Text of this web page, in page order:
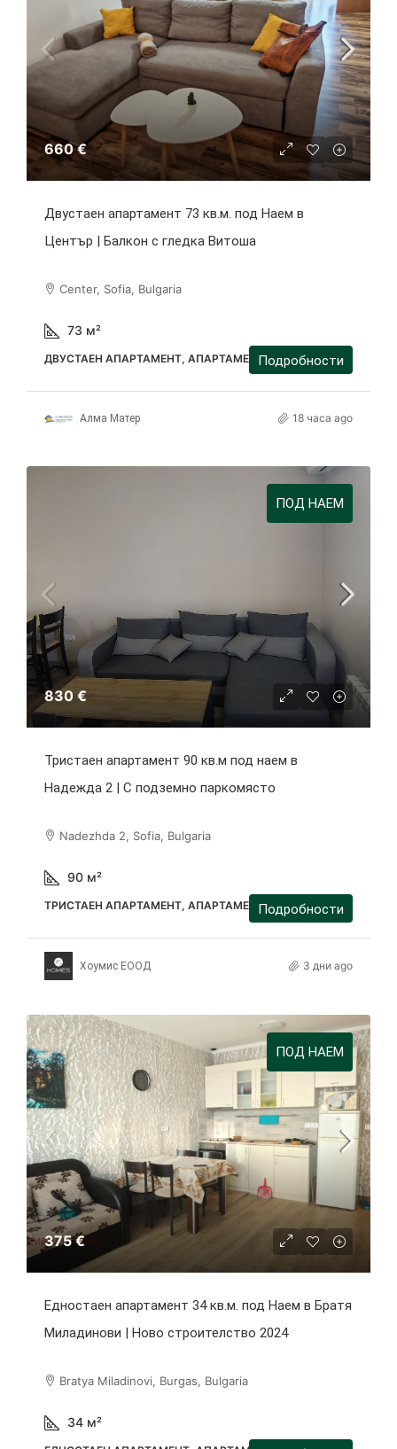
660 €
Двустаен апартамент 73 кв.м. под Наем в
Център | Балкон с гледка Витоша
Center, Sofia, Bulgaria
73 м²
ДВУСТАЕН АПАРТАМЕНТ, АПАРТАМЕНТПодробности
Алма Матер 18 часа ago
ПОД НАЕМ
830 €
Тристаен апартамент 90 кв.м под наем в
Надежда 2 | С подземно паркомясто
Nadezhda 2, Sofia, Bulgaria
90 м²
ТРИСТАЕН АПАРТАМЕНТ, АПАРТАМЕНТПодробности
Хоумис ЕООД 3 дни ago
ПОД НАЕМ
375 €
Едностаен апартамент 34 кв.м. под Наем в Братя
Миладинови | Ново строителство 2024
Bratya Miladinovi, Burgas, Bulgaria
34 м²